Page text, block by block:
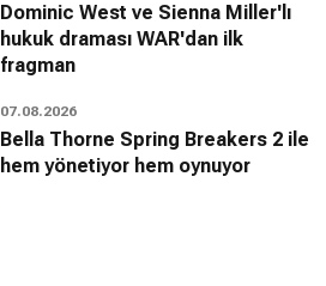
Dominic West ve Sienna Miller'lı
hukuk draması WAR'dan ilk
fragman
07.08.2026
Bella Thorne Spring Breakers 2 ile
hem yönetiyor hem oynuyor